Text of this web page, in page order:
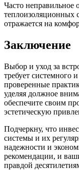
Часто неправильное
теплоизоляционных
отражается на
Заключение
Выбор и уход за
требует системного
проверенные
уделяя должное
обеспечите своим
эстетическую
Подчеркну, что
системы и их
надежности и
рекомендации, и
правдой